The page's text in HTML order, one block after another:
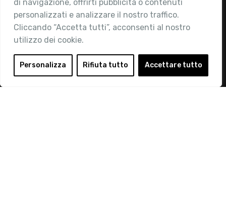
di navigazione, offrirti pubblicità o contenuti
personalizzati e analizzare il nostro traffico.
Cliccando “Accetta tutti”, acconsenti al nostro
utilizzo dei cookie.
Personalizza Rifiuta tutto Accettare tutto
Attività
Contatti
Area Riservata
Login
Diventa Socio